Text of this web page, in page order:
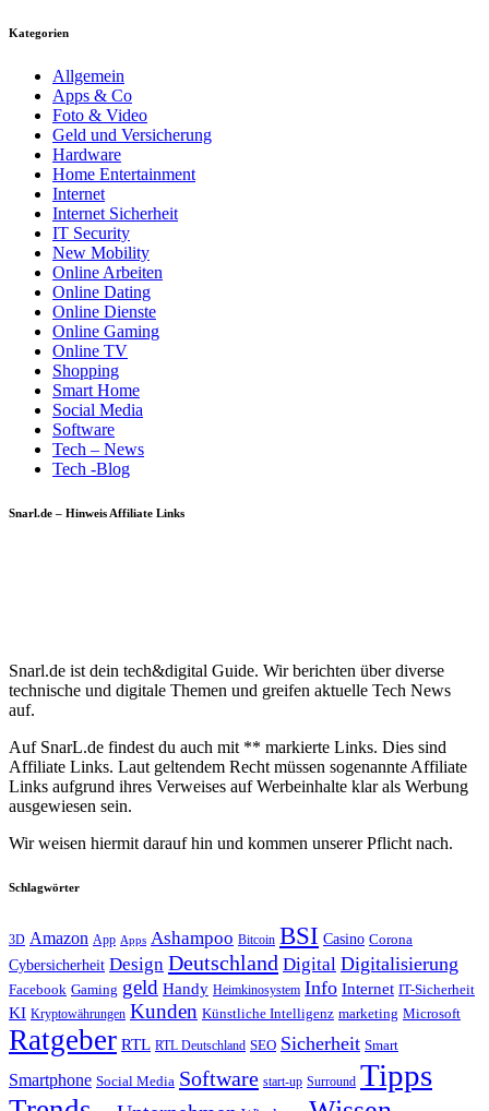
Kategorien
Allgemein
Apps & Co
Foto & Video
Geld und Versicherung
Hardware
Home Entertainment
Internet
Internet Sicherheit
IT Security
New Mobility
Online Arbeiten
Online Dating
Online Dienste
Online Gaming
Online TV
Shopping
Smart Home
Social Media
Software
Tech – News
Tech -Blog
Snarl.de – Hinweis Affiliate Links
Snarl.de ist dein tech&digital Guide. Wir berichten über diverse
technische und digitale Themen und greifen aktuelle Tech News
auf.
Auf SnarL.de findest du auch mit ** markierte Links. Dies sind
Affiliate Links. Laut geltendem Recht müssen sogenannte Affiliate
Links aufgrund ihres Verweises auf Werbeinhalte klar als Werbung
ausgewiesen sein.
Wir weisen hiermit darauf hin und kommen unserer Pflicht nach.
Schlagwörter
3D Amazon App Apps Ashampoo Bitcoin BSI Casino Corona
Cybersicherheit Design Deutschland Digital Digitalisierung
Facebook Gaming geld Handy Heimkinosystem Info Internet IT-Sicherheit
KI Kryptowährungen Kunden Künstliche Intelligenz marketing Microsoft
Ratgeber RTL RTL Deutschland SEO Sicherheit Smart
Smartphone Social Media Software start-up Surround Tipps